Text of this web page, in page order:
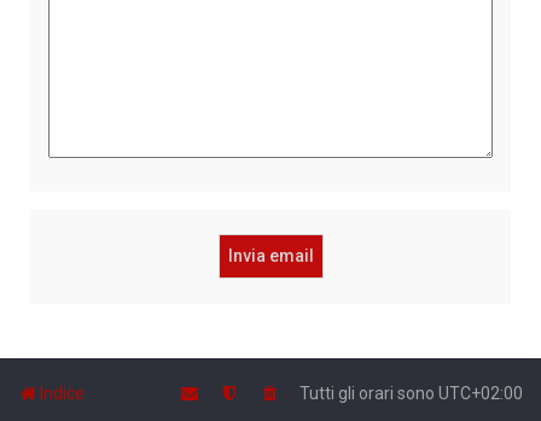
Indice Tutti gli orari sono UTC+02:00